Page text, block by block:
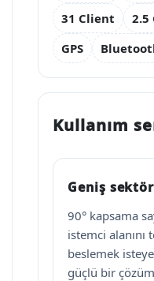
31 Client
2.5
GPS
Kullanım
Geniş sektör
90° kapsama
istemci alanını
beslemek
güçlü bir